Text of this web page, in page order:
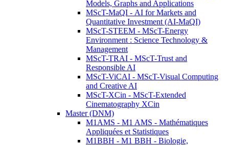
Models, Graphs and Applications
MScT-MaQI - AI for Markets and
Quantitative Investment (AI-MaQI)
MScT-STEEM - MScT-Energy
Environment : Science Technology &
Management
MScT-TRAI - MScT-Trust and
Responsible AI
MScT-ViCAI - MScT-Visual Computing
and Creative AI
MScT-XCin - MScT-Extended
Cinematography XCin
Master (DNM)
M1AMS - M1 AMS - Mathématiques
Appliquées et Statistiques
M1BBH - M1 BBH - Biologie,